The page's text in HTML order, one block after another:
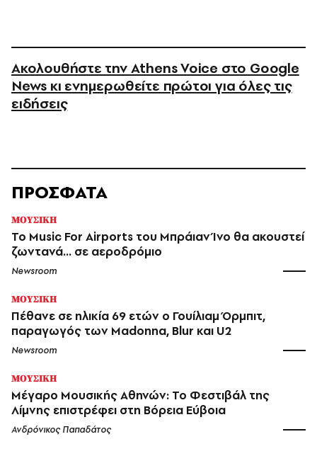
Ακολουθήστε την Athens Voice στο Google
News κι ενημερωθείτε πρώτοι για όλες τις
ειδήσεις
ΠΡΟΣΦΑΤΑ
ΜΟΥΣΙΚΗ
Το Music For Airports του Μπράιαν Ίνο θα ακουστεί
ζωντανά... σε αεροδρόμιο
Newsroom
ΜΟΥΣΙΚΗ
Πέθανε σε ηλικία 69 ετών ο Γουίλιαμ Όρμπιτ,
παραγωγός των Madonna, Blur και U2
Newsroom
ΜΟΥΣΙΚΗ
Μέγαρο Μουσικής Αθηνών: Το Φεστιβάλ της
Λίμνης επιστρέφει στη Βόρεια Εύβοια
Ανδρόνικος Παπαδάτος